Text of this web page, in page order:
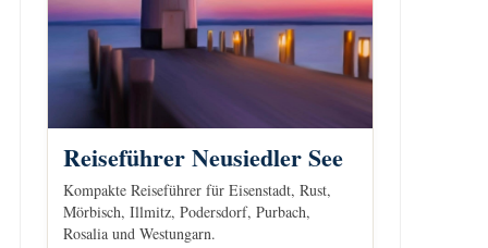
Reiseführer Neusiedler See
Kompakte Reiseführer für Eisenstadt, Rust,
Mörbisch, Illmitz, Podersdorf, Purbach,
Rosalia und Westungarn.